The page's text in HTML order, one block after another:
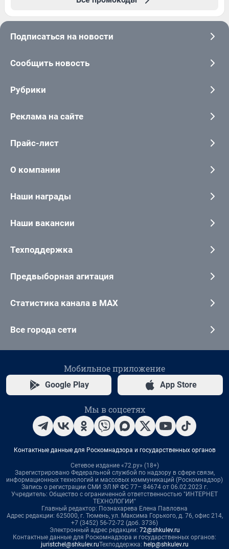
Подписаться на новости
Сообщить новость
Рубрики
Реклама на сайте
Прайс-лист
О компании
Наши награды
Наши вакансии
Техподдержка
Предвыборная агитация
Статистика канала в MAX
Все города сети
Мобильное приложение
Google Play App Store
Мы в соцсетях
Контактные данные для Роскомнадзора и государственных органов
Сетевое издание «72.ру» (18+)
Зарегистрировано Федеральной службой по надзору в сфере связи,
информационных технологий и массовых коммуникаций (Роскомнадзор)
Запись о регистрации СМИ ЭЛ № ФС 77– 84674 от 06.02.2023 г.
Учредитель: Общество с ограниченной ответственностью "ИНТЕРНЕТ
ТЕХНОЛОГИИ"
Главный редактор: Познахарева Елена Павловна
Адрес редакции: 625000, г. Тюмень, ул. Максима Горького, д. 76, офис 214,
+7 (3452) 56-72-72 (доб. 3736)
Электронный адрес редакции: 72@shkulev.ru
Контактные данные для Роскомнадзора и государственных органов:
juristchel@shkulev.ruТехподдержка: help@shkulev.ru